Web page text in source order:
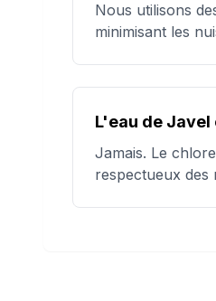
Nous utilisons
minimisant les
L'eau de
Jamais. Le
respectueux des